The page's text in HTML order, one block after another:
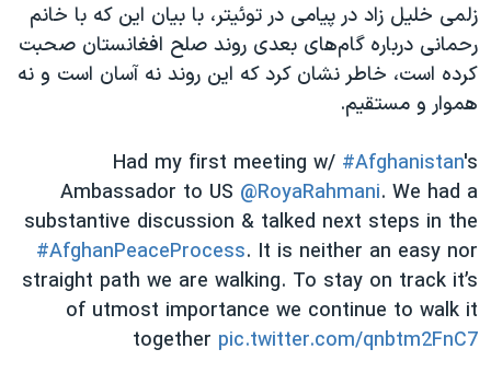
چهل سال گروگان‌گیری
قانون شفافیت دارائی کادر رهبری ایران
اعتراضات مردمی آبان ۹۸
نرگس محمدی برنده جایزه نوبل صلح
همایش محافظه‌کاران آمریکا «سی‌پک»
صفحه‌های ویژه
سفر پرزیدنت ترامپ به چین
زلمی خلیل زاد در پیامی در توئیتر، با بیان این که با خانم
رحمانی درباره گام‌های بعدی روند صلح افغانستان صحبت
کرده است، خاطر نشان کرد که این روند نه آسان است و نه
هموار و مستقیم.
Had my first meeting w/ #Afghanistan's
Ambassador to US @RoyaRahmani. We had a
substantive discussion & talked next steps in the
#AfghanPeaceProcess. It is neither an easy nor
straight path we are walking. To stay on track it’s
of utmost importance we continue to walk it
together pic.twitter.com/qnbtm2FnC7